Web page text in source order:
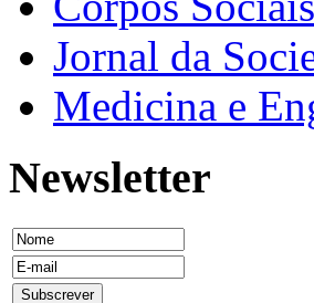
Jornal da
Medicina e
Newsletter